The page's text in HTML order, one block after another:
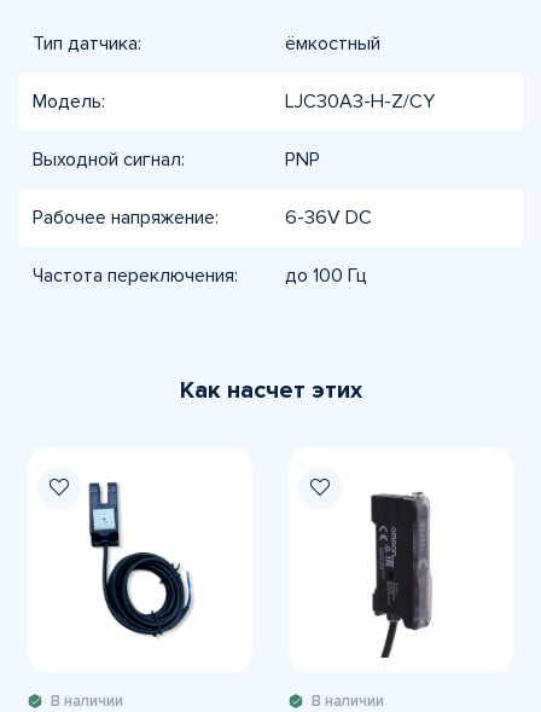
Тип датчика: ёмкостный
Модель: LJC30A3-H-Z/CY
Выходной сигнал: PNP
Рабочее напряжение: 6-36V DC
Частота переключения: до 100 Гц
Как насчет этих
В наличии В наличии